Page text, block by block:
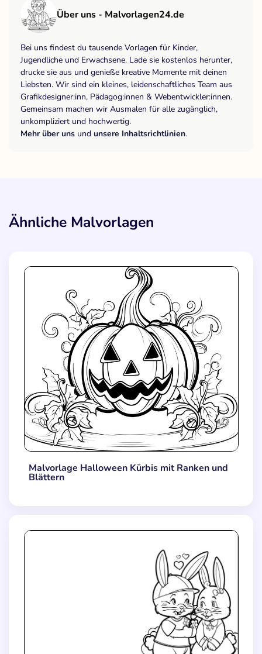
Über uns - Malvorlagen24.de
Bei uns findest du tausende Vorlagen für Kinder,
Jugendliche und Erwachsene. Lade sie kostenlos herunter,
drucke sie aus und genieße kreative Momente mit deinen
Liebsten. Wir sind ein kleines, leidenschaftliches Team aus
Grafikdesigner:inn, Pädagog:innen & Webentwickler:innen.
Gemeinsam machen wir Ausmalen für alle zugänglich,
unkompliziert und hochwertig.
Mehr über uns und unsere Inhaltsrichtlinien.
Ähnliche Malvorlagen
Malvorlage Halloween Kürbis mit Ranken und
Blättern